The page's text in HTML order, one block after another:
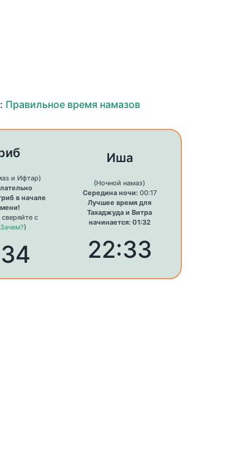
Правильное время намазов
и Ифтар)
в начале
с
Зачем?)
Иша
(Ночной намаз)
Середина ночи:00:17
Лучшее время для
Тахаджуда и Витра
начинается: 01:32
22:33